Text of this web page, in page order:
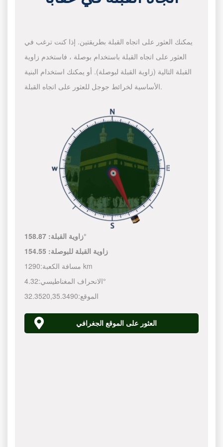
يمكنك العثور على اتجاه القبلة بطريقتين. إذا كنت ترغب في
العثور على اتجاه القبلة باستخدام بوصلة ، فاستخدم زاوية
القبلة التالية (زاوية القبلة لبوصلة). أو يمكنك استخدام البنية
الأساسية لخرائط جوجل للعثور على اتجاه القبلة.
زاوية القبلة:158.87°
زاوية القبلة للبوصلة: 154.55
مسافة الكعبة: 1290 km
الانحراف المغناطيسي:4.32°
الموقع:
32.3520,35.3490
العثور على الموقع الجغرافي